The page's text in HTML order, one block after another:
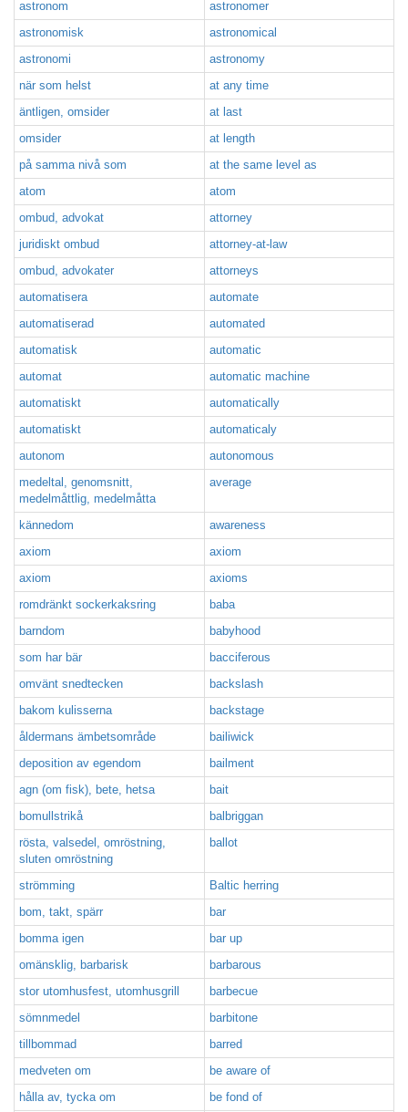
astronom
astronomer
astronomisk
astronomical
astronomi
astronomy
när som helst
at any time
äntligen, omsider
at last
omsider
at length
på samma nivå som
at the same level as
atom
atom
ombud, advokat
attorney
juridiskt ombud
attorney-at-law
ombud, advokater
attorneys
automatisera
automate
automatiserad
automated
automatisk
automatic
automat
automatic machine
automatiskt
automatically
automatiskt
automaticaly
autonom
autonomous
medeltal, genomsnitt,
medelmåttlig, medelmåtta
average
kännedom
awareness
axiom
axiom
axiom
axioms
romdränkt sockerkaksring
baba
barndom
babyhood
som har bär
bacciferous
omvänt snedtecken
backslash
bakom kulisserna
backstage
åldermans ämbetsområde
bailiwick
deposition av egendom
bailment
agn (om fisk), bete, hetsa
bait
bomullstrikå
balbriggan
rösta, valsedel, omröstning,
sluten omröstning
ballot
strömming
Baltic herring
bom, takt, spärr
bar
bomma igen
bar up
omänsklig, barbarisk
barbarous
stor utomhusfest, utomhusgrill
barbecue
sömnmedel
barbitone
tillbommad
barred
medveten om
be aware of
hålla av, tycka om
be fond of